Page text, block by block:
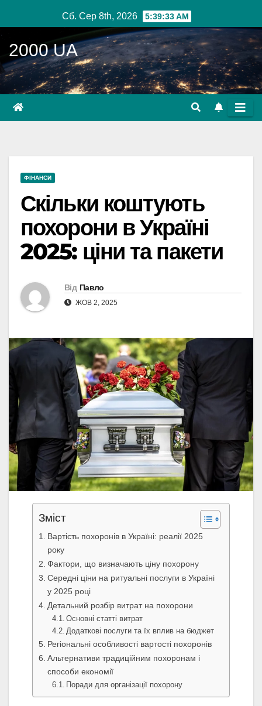
до
вмісту
Сб. Сер 8th, 2026 5:39:35 AM
2000 UA
ФІНАНСИ
Скільки коштують
похорони в Україні
2025: ціни та пакети
Від Павло
ЖОВ 2, 2025
Зміст
Вартість похоронів в Україні: реалії 2025
року
Фактори, що визначають ціну похорону
Середні ціни на ритуальні послуги в Україні
у 2025 році
Детальний розбір витрат на похорони
Основні статті витрат
Додаткові послуги та їх вплив на бюджет
Регіональні особливості вартості похоронів
Альтернативи традиційним похоронам і
способи економії
Поради для організації похорону